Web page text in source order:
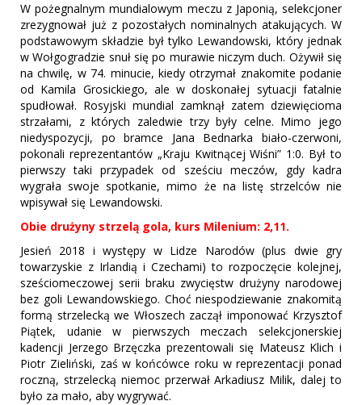
W pożegnalnym mundialowym meczu z Japonią, selekcjoner
zrezygnował już z pozostałych nominalnych atakujących. W
podstawowym składzie był tylko Lewandowski, który jednak
w Wołgogradzie snuł się po murawie niczym duch. Ożywił się
na chwilę, w 74. minucie, kiedy otrzymał znakomite podanie
od Kamila Grosickiego, ale w doskonałej sytuacji fatalnie
spudłował. Rosyjski mundial zamknął zatem dziewięcioma
strzałami, z których zaledwie trzy były celne. Mimo jego
niedyspozycji, po bramce Jana Bednarka biało-czerwoni,
pokonali reprezentantów „Kraju Kwitnącej Wiśni” 1:0. Był to
pierwszy taki przypadek od sześciu meczów, gdy kadra
wygrała swoje spotkanie, mimo że na listę strzelców nie
wpisywał się Lewandowski.
Obie drużyny strzelą gola, kurs Milenium: 2,11.
Jesień 2018 i występy w Lidze Narodów (plus dwie gry
towarzyskie z Irlandią i Czechami) to rozpoczęcie kolejnej,
sześciomeczowej serii braku zwycięstw drużyny narodowej
bez goli Lewandowskiego. Choć niespodziewanie znakomitą
formą strzelecką we Włoszech zaczął imponować Krzysztof
Piątek, udanie w pierwszych meczach selekcjonerskiej
kadencji Jerzego Brzęczka prezentowali się Mateusz Klich i
Piotr Zieliński, zaś w końcówce roku w reprezentacji ponad
roczną, strzelecką niemoc przerwał Arkadiusz Milik, dalej to
było za mało, aby wygrywać.